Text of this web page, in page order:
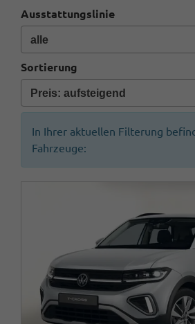
Ausstattungslinie
Sortierung
In Ihrer aktuellen Filterung
Fahrzeuge: